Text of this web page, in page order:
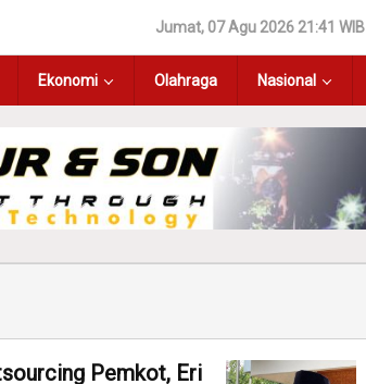
Jumat, 07 Agu 2026 21:41 WIB
Ekonomi Olahraga Nasional
Pemkot, Eri